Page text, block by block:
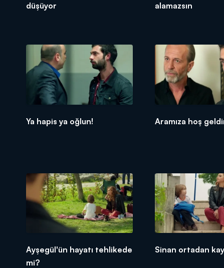
düşüyor
alamazsın
Ya hapis ya oğlun! Aramıza hoş
Ayşegül'ün hayatı tehlikede
mi?
Sinan ortadan